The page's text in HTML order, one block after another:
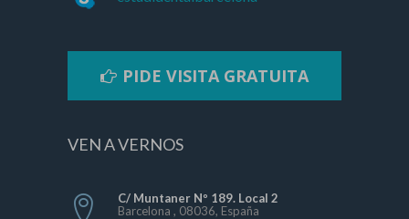
PIDE VISITA GRATUITA
VEN A VERNOS
C/ Muntaner Nº 189. Local 2
Barcelona , 08036, España